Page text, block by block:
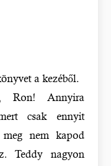
a kezéből.
Ron! Annyira
csak ennyit
meg nem kapod
Teddy nagyon